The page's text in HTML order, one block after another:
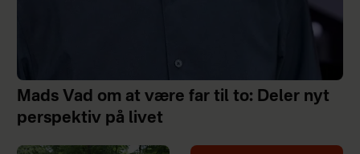
Mads Vad om at være far til to: Deler nyt
perspektiv på livet